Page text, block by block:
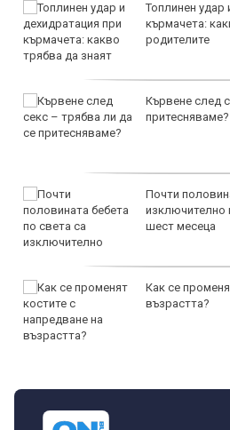
Топлинен удар
кърмачета:
родителите
Кървене след
притесняваме?
Почти
изключително
шест месеца
Как се
възрастта?